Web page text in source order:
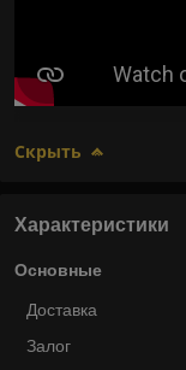
Скрыть
Характеристики
Основные
Доставка
Залог